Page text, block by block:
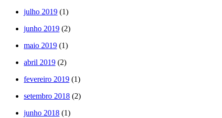
julho 2019 (1)
junho 2019 (2)
maio 2019 (1)
abril 2019 (2)
fevereiro 2019 (1)
setembro 2018 (2)
junho 2018 (1)